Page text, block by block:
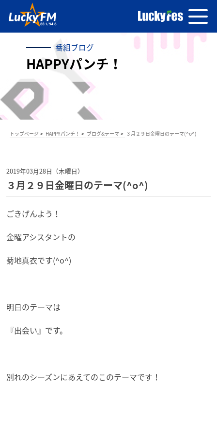
番組ブログ
HAPPYパンチ！
トップページ HAPPYパンチ！ ブログ&テーマ ３月２９日金曜日のテーマ(^o^)
2019年03月28日（木曜日）
３月２９日金曜日のテーマ(^o^)
ごきげんよう！
金曜アシスタントの
菊地真衣です(^o^)
明日のテーマは
『出会い』です。
別れのシーズンにあえてのこのテーマです！